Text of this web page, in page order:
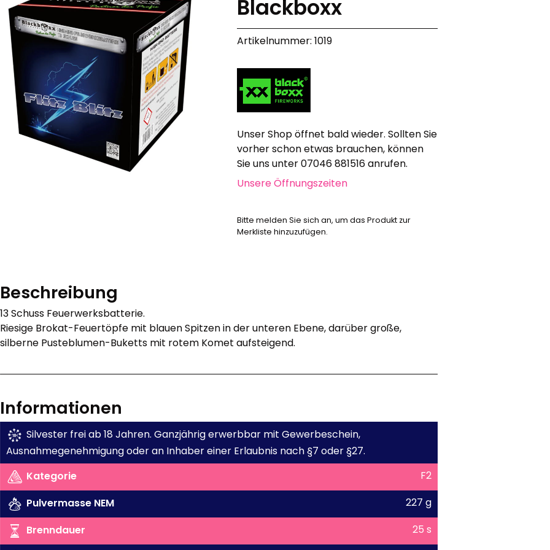
Hochzeit, Geburtstag, Party
Alle anzeigen
Feuerschriften
Indoor-Fontänen
Herz- und Konfetti-Shooter
Wunderkerzen, Fackeln
Tischfeuerwerk
Silvestergießen
Dekoration, Knicklichter
Scherzartikel
Alle anzeigen
Attrappen
Sonstiges
Geschenkgutscheine
Blackboxx
Artikelnummer: 1019
Unser Shop öffnet bald wieder. Sollten Sie
vorher schon etwas brauchen, können
Sie uns unter 07046 881516 anrufen.
Unsere Öffnungszeiten
Bitte melden Sie sich an, um das Produkt zur
Merkliste hinzuzufügen.
Beschreibung
13 Schuss Feuerwerksbatterie.
Riesige Brokat-Feuertöpfe mit blauen Spitzen in der unteren Ebene, darüber große,
silberne Pusteblumen-Buketts mit rotem Komet aufsteigend.
Informationen
Silvester frei ab 18 Jahren. Ganzjährig erwerbbar mit Gewerbeschein,
Ausnahmegenehmigung oder an Inhaber einer Erlaubnis nach §7 oder §27.
Kategorie
F2
Pulvermasse NEM
227 g
Brenndauer
25 s